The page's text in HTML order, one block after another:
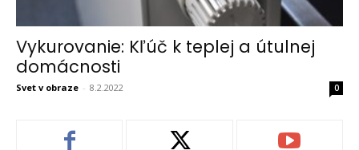
Vykurovanie: Kľúč k teplej a útulnej
domácnosti
Svet v obraze - 8.2.2022 0